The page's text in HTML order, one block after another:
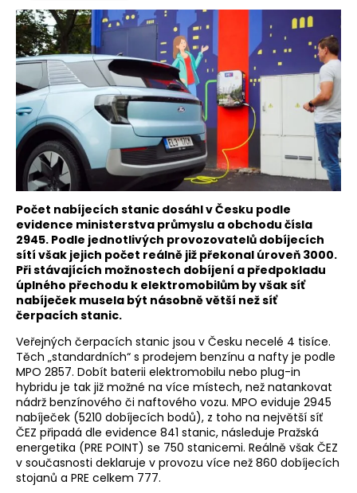
Počet nabíjecích stanic dosáhl v Česku podle
evidence ministerstva průmyslu a obchodu čísla
2945. Podle jednotlivých provozovatelů dobíjecích
sítí však jejich počet reálně již překonal úroveň 3000.
Při stávajících možnostech dobíjení a předpokladu
úplného přechodu k elektromobilům by však síť
nabíječek musela být násobně větší než síť
čerpacích stanic.
Veřejných čerpacích stanic jsou v Česku necelé 4 tisíce.
Těch „standardních“ s prodejem benzínu a nafty je podle
MPO 2857. Dobít baterii elektromobilu nebo plug-in
hybridu je tak již možné na více místech, než natankovat
nádrž benzínového či naftového vozu. MPO eviduje 2945
nabíječek (5210 dobíjecích bodů), z toho na největší síť
ČEZ připadá dle evidence 841 stanic, následuje Pražská
energetika (PRE POINT) se 750 stanicemi. Reálně však ČEZ
v současnosti deklaruje v provozu více než 860 dobíjecích
stojanů a PRE celkem 777.